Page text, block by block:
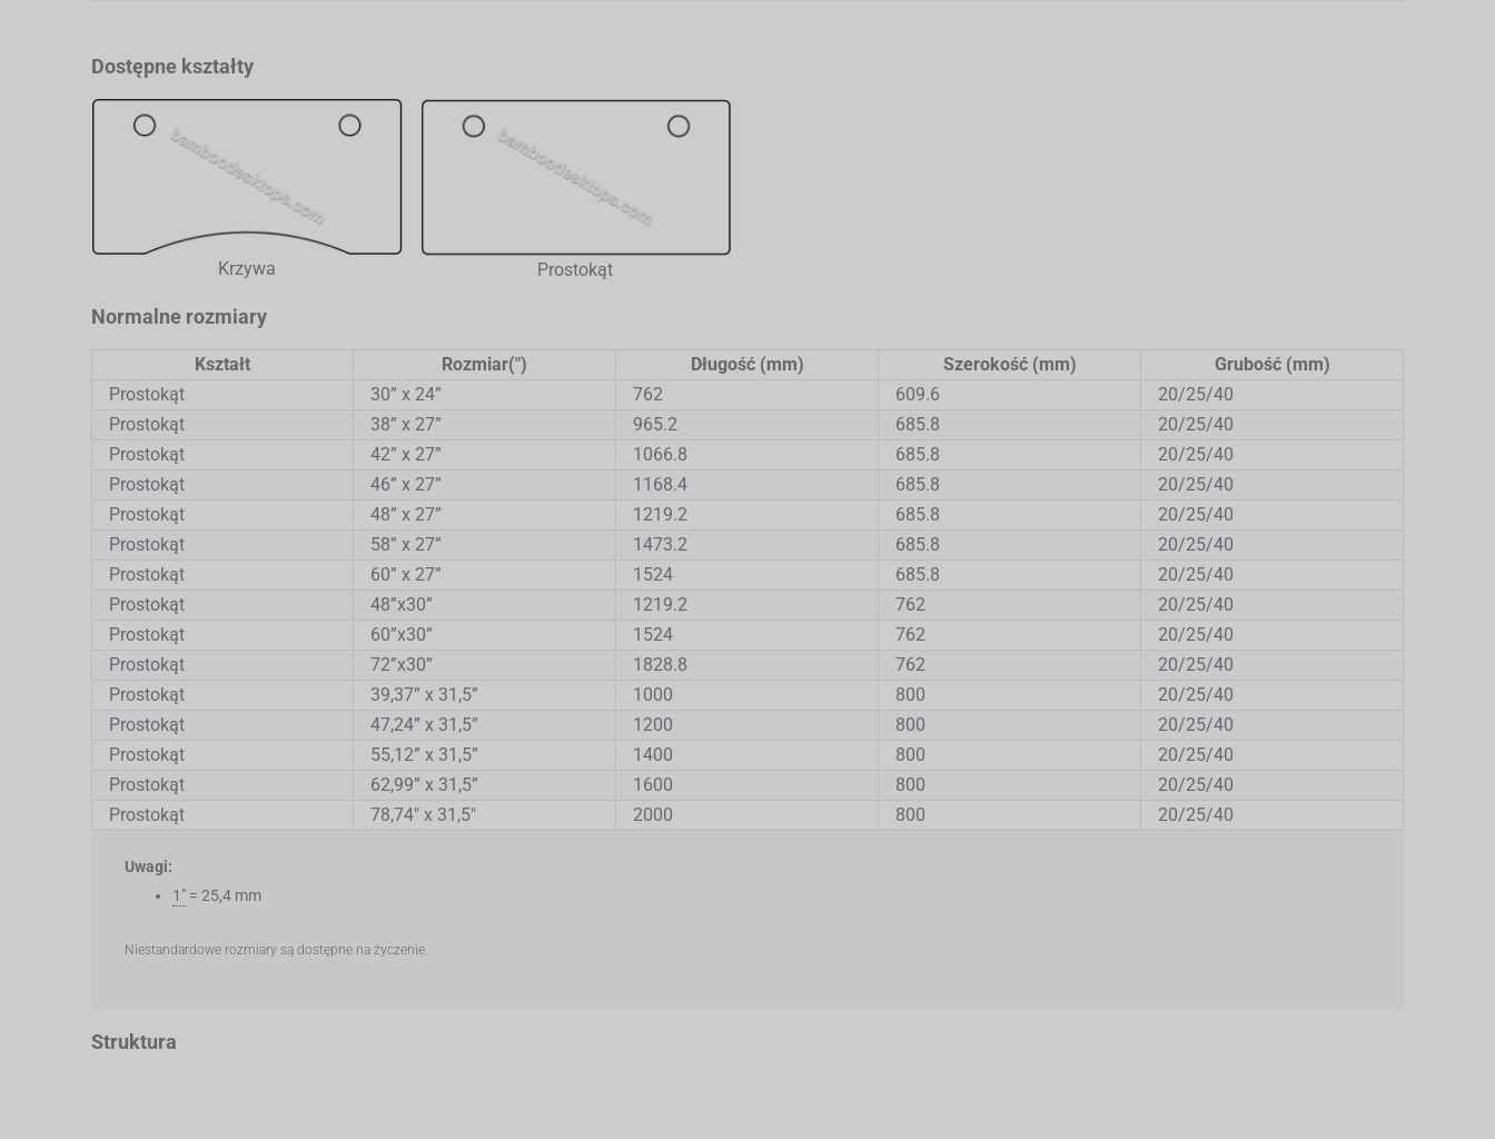
Dostępne kształty
Krzywa Prostokąt
Normalne rozmiary
Kształt Rozmiar(") Długość (mm) Szerokość (mm)
Grubość (mm)
Prostokąt
30” x 24” 762 609.6
20/25/40
Prostokąt
38” x 27” 965.2 685.8
20/25/40
Prostokąt
42” x 27” 1066.8 685.8
20/25/40
Prostokąt
46” x 27” 1168.4 685.8
20/25/40
Prostokąt
48” x 27” 1219.2 685.8
20/25/40
Prostokąt
58” x 27” 1473.2 685.8
20/25/40
Prostokąt
60” x 27” 1524 685.8
20/25/40
Prostokąt
48”x30” 1219.2 762
20/25/40
Prostokąt
60”x30” 1524 762
20/25/40
Prostokąt
72”x30” 1828.8 762
20/25/40
Prostokąt
39,37” x 31,5” 1000 800
20/25/40
Prostokąt
47,24” x 31,5” 1200 800
20/25/40
Prostokąt
55,12” x 31,5” 1400 800
20/25/40
Prostokąt
62,99” x 31,5” 1600 800
20/25/40
Prostokąt
78,74" x 31,5" 2000 800 20/25/40
Uwagi:
1" = 25,4 mm
Niestandardowe rozmiary są dostępne na życzenie.
Struktura